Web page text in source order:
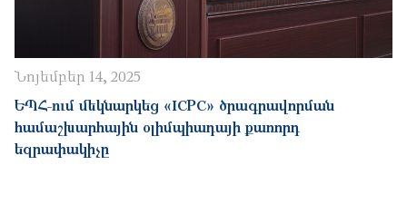
Նոյեմբեր 14, 2025
ԵՊՀ-ում մեկնարկեց «ICPC» ծրագրավորման
համաշխարհային օլիմպիադայի քառորդ
եզրափակիչը